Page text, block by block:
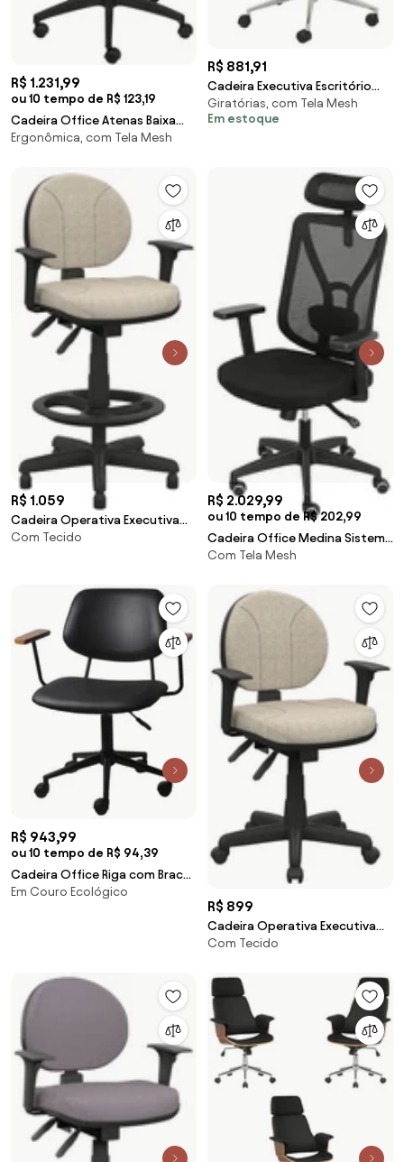
R$ 1.231,99
ou 10 tempo de R$ 123,19
Cadeira Office Atenas Baixa
Tela Mesh Preta com Base
House
Ergonômica, com Tela Mesh
R$ 881,91
Cadeira Executiva Escritório
Royal PU Sintético Preta G56 -
Gran Belo
Giratórias, com Tela Mesh
Em estoque
R$ 1.059
Cadeira Operativa Executiva
Caixa com BackPlax -
Com Tecido
R$ 2.029,99
ou 10 tempo de R$ 202,99
Cadeira Office Medina Sistema
Relax Tela Preta - 79362 Sun
Com Tela Mesh
R$ 943,99
ou 10 tempo de R$ 94,39
Cadeira Office Riga com Braco
Courino Preto com Base
Em Couro Ecológico
R$ 899
Cadeira Operativa Executiva
com BackPlax -
Com Tecido